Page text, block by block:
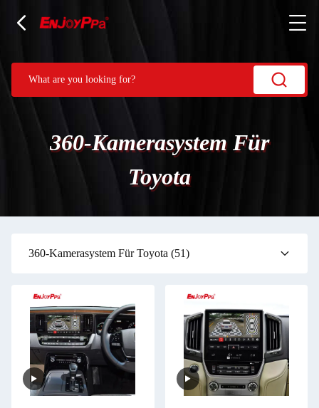
360-Kamerasystem Für
Toyota
360-Kamerasystem Für Toyota (51)